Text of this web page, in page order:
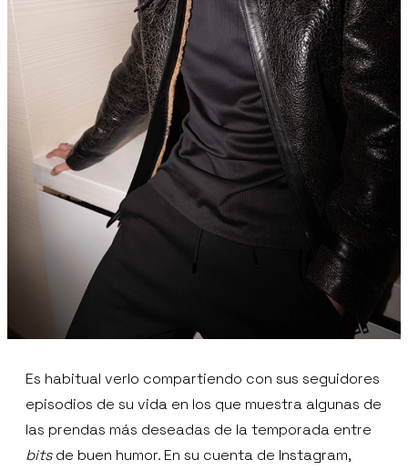
Es habitual verlo compartiendo con sus seguidores
episodios de su vida en los que muestra algunas de
las prendas más deseadas de la temporada entre
bitsde buen humor. En su cuenta de Instagram,